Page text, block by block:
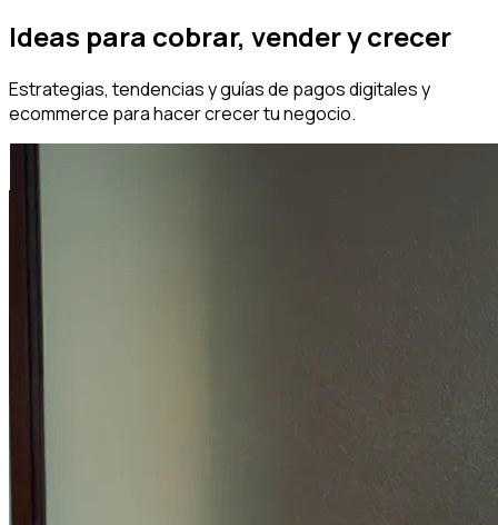
Ideas para cobrar, vender y crecer
Estrategias, tendencias y guías de pagos digitales y
ecommerce para hacer crecer tu negocio.